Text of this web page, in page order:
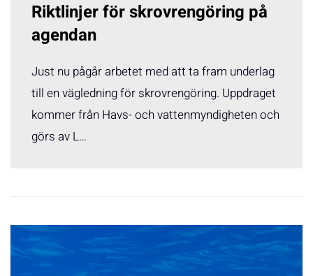
Riktlinjer för skrovrengöring på
agendan
Just nu pågår arbetet med att ta fram underlag
till en vägledning för skrovrengöring. Uppdraget
kommer från Havs- och vattenmyndigheten och
görs av L…